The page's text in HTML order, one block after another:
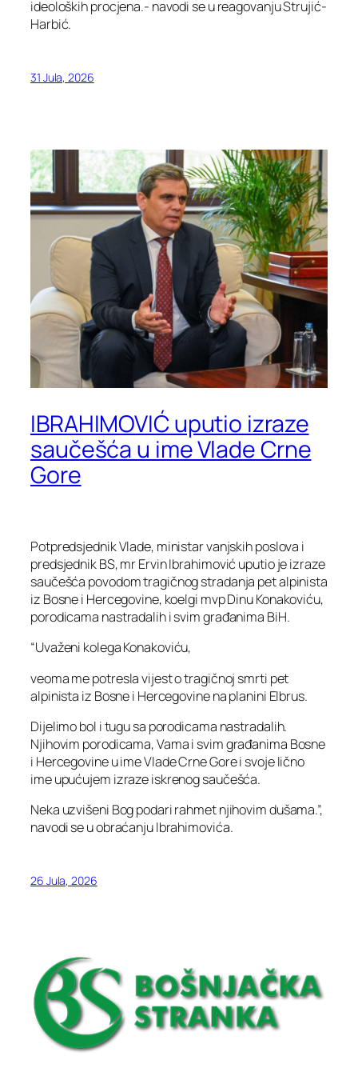
ideoloških procjena.- navodi se u reagovanju Strujić-
Harbić.
31 Jula, 2026
IBRAHIMOVIĆ uputio izraze
saučešća u ime Vlade Crne
Gore
Potpredsjednik Vlade, ministar vanjskih poslova i
predsjednik BS, mr Ervin Ibrahimović uputio je izraze
saučešća povodom tragičnog stradanja pet alpinista
iz Bosne i Hercegovine, koelgi mvp Dinu Konakoviću,
porodicama nastradalih i svim građanima BiH.
“Uvaženi kolega Konakoviću,
veoma me potresla vijest o tragičnoj smrti pet
alpinista iz Bosne i Hercegovine na planini Elbrus.
Dijelimo bol i tugu sa porodicama nastradalih.
Njihovim porodicama, Vama i svim građanima Bosne
i Hercegovine u ime Vlade Crne Gore i svoje lično
ime upućujem izraze iskrenog saučešća.
Neka uzvišeni Bog podari rahmet njihovim dušama.”,
navodi se u obraćanju Ibrahimovića.
26 Jula, 2026